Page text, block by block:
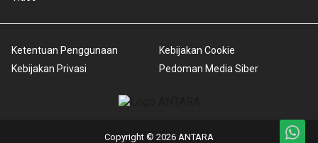
Ketentuan Penggunaan
Kebijakan Privasi
Kebijakan Cookie
Pedoman Media Siber
Copyright © 2026 ANTARA